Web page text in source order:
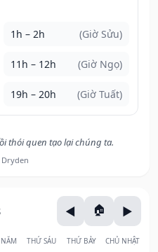
1h – 2h (Giờ Sửu)
11h – 12h (Giờ Ngọ)
19h – 20h (Giờ Tuất)
thói quen tạo lại chúng ta.
THỨ SÁU THỨ BẢY CHỦ NHẬT